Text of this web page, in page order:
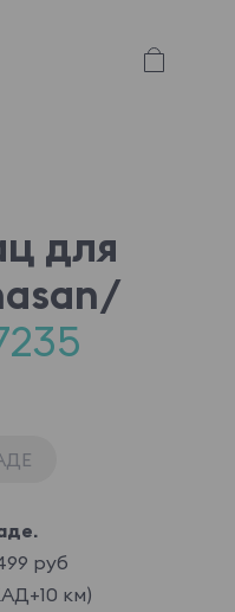
для
руб
км)